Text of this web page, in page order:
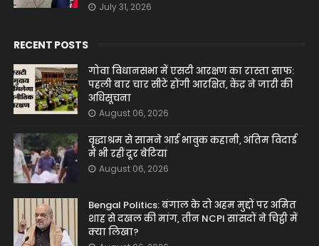
July 31, 2026
RECENT POSTS
गोवा विधानसभा में एसटी आरक्षण का रास्ता साफ:
पहली बार चार सीटें होंगी आरक्षित, केंद्र ने जारी की
अधिसूचना
August 06, 2026
वृद्धाश्रम से सामने आई भावुक कहानी, अंतिम विदाई
में भी रहीं दूर बेटियां
August 06, 2026
Bengal Politics: बंगाल के दो अहम मुद्दों पर अमित
शाह से दखल की मांग, तीन NCPI सांसदों ने चिट्ठी में
क्या लिखा?